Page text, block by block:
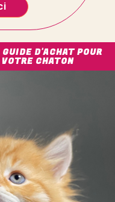
D'ACHAT POUR
CHATON